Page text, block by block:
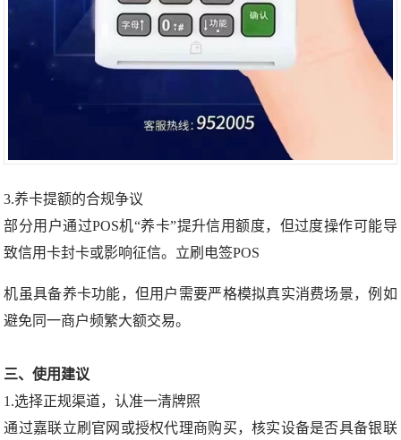
3.养卡提额的合规争议
部分用户通过POS机“养卡”提升信用额度，但过度操作可能导
致信用卡封卡或影响征信。立刷电签POS
机虽具备养卡功能，但用户需要严格模拟真实消费场景，例如
避免同一商户频繁大额交易。
三、使用建议
1.选择正规渠道，认准一清牌照
通过嘉联立刷官网或授权代理商购买，核实设备是否具备银联